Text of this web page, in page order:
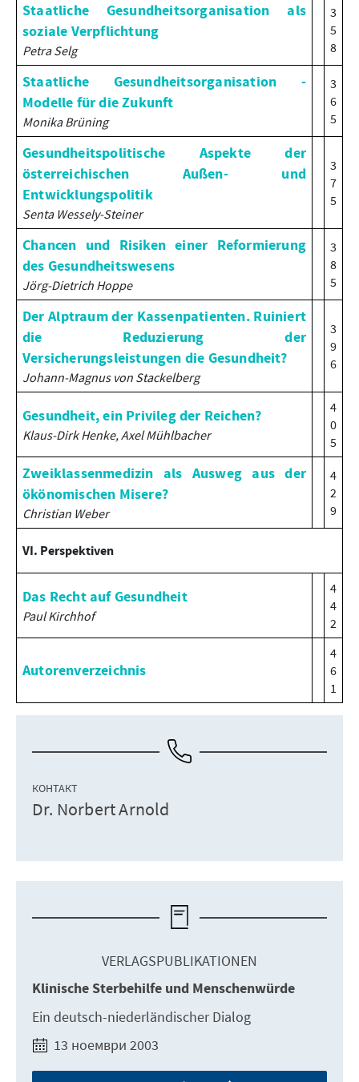
Staatliche Gesundheitsorganisation als
soziale Verpflichtung
Petra Selg
3
5
8
Staatliche Gesundheitsorganisation -
Modelle für die Zukunft
Monika Brüning
3
6
5
Gesundheitspolitische Aspekte der
österreichischen Außen- und
Entwicklungspolitik
Senta Wessely-Steiner
3
7
5
Chancen und Risiken einer Reformierung
des Gesundheitswesens
Jörg-Dietrich Hoppe
3
8
5
Der Alptraum der Kassenpatienten. Ruiniert
die Reduzierung der
Versicherungsleistungen die Gesundheit?
Johann-Magnus von Stackelberg
3
9
6
Gesundheit, ein Privileg der Reichen?
Klaus-Dirk Henke, Axel Mühlbacher
4
0
5
Zweiklassenmedizin als Ausweg aus der
ökönomischen Misere?
Christian Weber
4
2
9
VI. Perspektiven
Das Recht auf Gesundheit
Paul Kirchhof
4
4
2
Autorenverzeichnis
4
6
1
КОНТАКТ
Dr. Norbert Arnold
VERLAGSPUBLIKATIONEN
Klinische Sterbehilfe und Menschenwürde
Ein deutsch-niederländischer Dialog
13 ноември 2003